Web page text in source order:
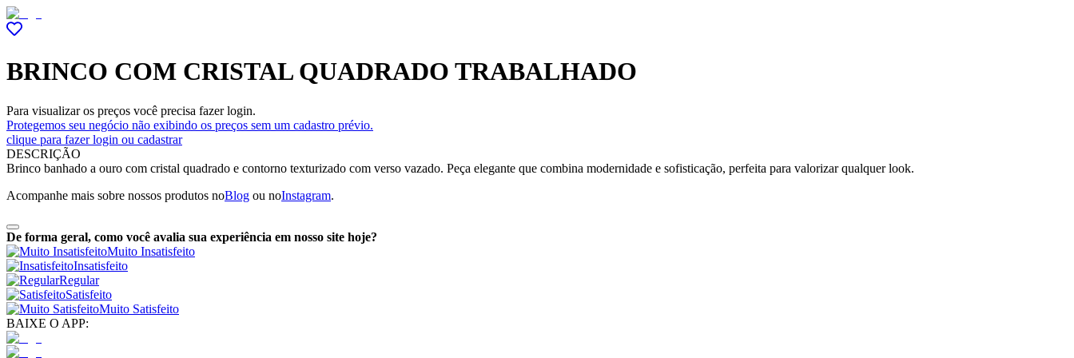
BRINCO COM CRISTAL QUADRADO TRABALHADO
Para visualizar os preços você precisa fazer login.
Protegemos seu negócio não exibindo os preços sem um cadastro prévio.
clique para fazer login ou cadastrar
DESCRIÇÃO
Brinco banhado a ouro com cristal quadrado e contorno texturizado com verso vazado. Peça elegante que combina modernidade e sofisticação, perfeita para valorizar qualquer look.
Acompanhe mais sobre nossos produtos noBlog ou noInstagram.
De forma geral, como você avalia sua experiência em nosso site hoje?
Muito Insatisfeito
Insatisfeito
Regular
Satisfeito
Muito Satisfeito
BAIXE O APP: